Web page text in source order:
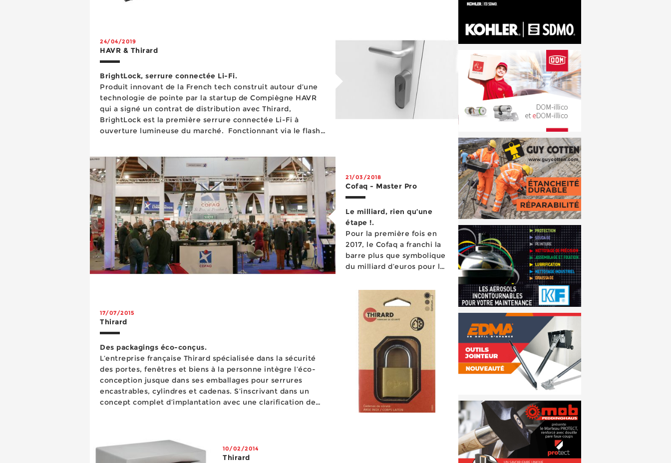
24/04/2019
HAVR & Thirard
BrightLock, serrure connectée Li-Fi.
Produit innovant de la French tech construit autour d’une
technologie de pointe par la startup de Compiègne HAVR
qui a signé un contrat de distribution avec Thirard,
BrightLock est la première serrure connectée Li-Fi à
ouverture lumineuse du marché. Fonctionnant via le flash
21/03/2018
Cofaq - Master Pro
Le milliard, rien qu’une
étape !.
Pour la première fois en
2017, le Cofaq a franchi la
barre plus que symbolique
du milliard d’euros pour le
de ...
17/07/2015
Thirard
Des packagings éco-conçus.
L’entreprise française Thirard spécialisée dans la sécurité
des portes, fenêtres et biens à la personne intègre l’éco-
conception jusque dans ses emballages pour serrures
encastrables, cylindres et cadenas. S’inscrivant dans un
concept complet d’implantation avec une clarification de
10/02/2014
Thirard